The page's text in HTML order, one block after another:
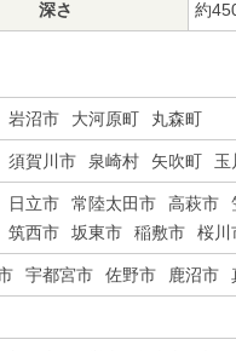
深さ 約
岩沼市 大河原町 丸森町
須賀川市 泉崎村 矢吹町 玉
日立市 常陸太田市 高萩市
筑西市 坂東市 稲敷市 桜川
宇都宮市 佐野市 鹿沼市